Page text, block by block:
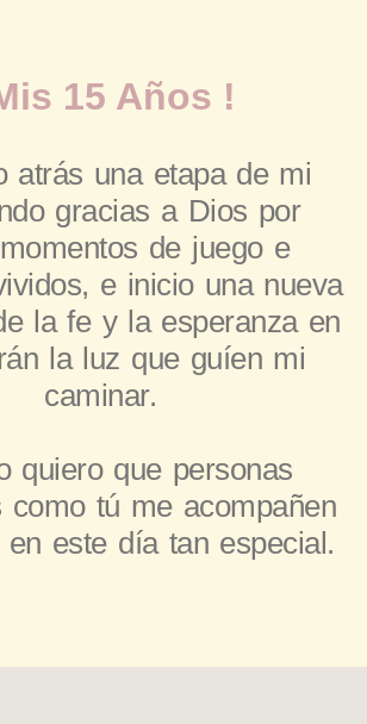
15 Años !
atrás una etapa de mi
gracias a Dios por
de juego e
e inicio una nueva
la fe y la esperanza en
la luz que guíen mi
caminar.
quiero que personas
como tú me acompañen
este día tan especial.